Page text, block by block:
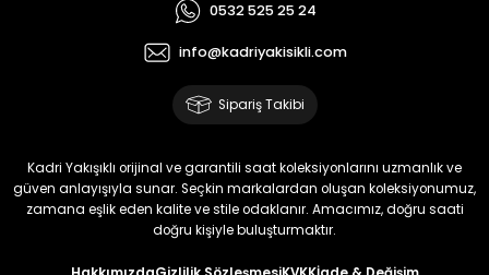
0532 525 25 24
info@kadriyakisikli.com
Sipariş Takibi
Kadri Yakışıklı orijinal ve garantili saat koleksiyonlarını uzmanlık ve
güven anlayışıyla sunar. Seçkin markalardan oluşan koleksiyonumuz,
zamana eşlik eden kalite ve stile odaklanır. Amacımız, doğru saati
doğru kişiyle buluşturmaktır.